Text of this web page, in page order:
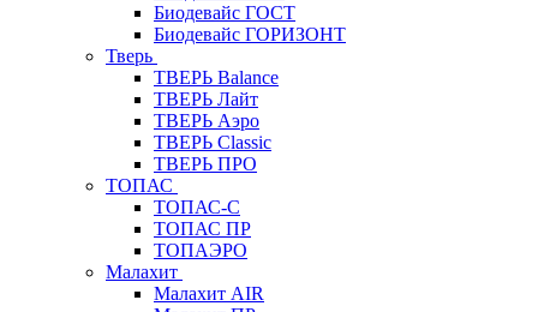
Биодевайс ГОСТ
Биодевайс ГОРИЗОНТ
Тверь
ТВЕРЬ Balance
ТВЕРЬ Лайт
ТВЕРЬ Аэро
ТВЕРЬ Classic
ТВЕРЬ ПРО
ТОПАС
ТОПАС-С
ТОПАС ПР
ТОПАЭРО
Малахит
Малахит AIR